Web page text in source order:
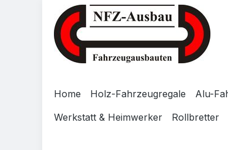
Zum Hauptinhalt springen
Zur Suche springen
Zur Hauptnavigation springen
Home Holz-Fahrzeugregale Alu-
Werkstatt & Heimwerker
Rollbretter